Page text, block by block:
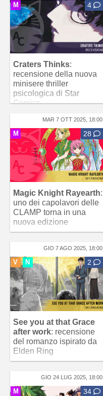
M 4
Craters Thinks:
recensione della nuova
minisere thriller
psicologica di Star
Comics
MAR 7 OTT 2025, 18:00
M 28
Magic Knight Rayearth:
uno dei capolavori delle
CLAMP torna in una
nuova edizione
GIO 7 AGO 2025, 18:00
V N 2
See you at that Grace
after work: recensione
del romanzo ispirato da
Elden Ring
GIO 24 LUG 2025, 18:00
M 34